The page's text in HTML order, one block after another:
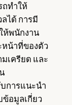
ถทำให้
ได้ การมี
ห้พนักงาน
หน้าที่ของตัว
มเครียด และ
การแนะนำ
อมูลเกี่ยว